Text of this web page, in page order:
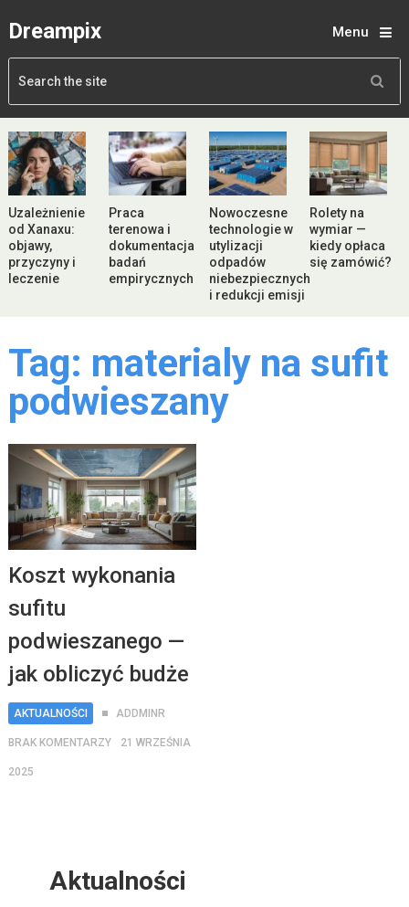
Dreampix Menu
Uzależnienie
od Xanaxu:
objawy,
przyczyny i
leczenie
Praca
terenowa i
dokumentacja
badań
empirycznych
Nowoczesne
technologie w
utylizacji
odpadów
niebezpiecznych
i redukcji emisji
Rolety na
wymiar —
kiedy opłaca
się zamówić?
Tag: materialy na sufit
podwieszany
Koszt wykonania
sufitu
podwieszanego —
jak obliczyć budże
AKTUALNOŚCI ADDMINR
BRAK KOMENTARZY 21 WRZEŚNIA
2025
Aktualności